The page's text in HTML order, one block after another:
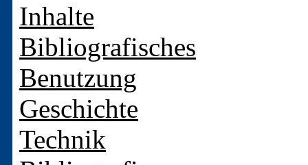
Inhalte
Bibliografisches
Benutzung
Geschichte
Technik